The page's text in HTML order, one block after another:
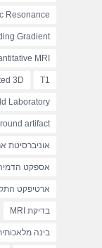
Resonance
Gradient
MRI
T1
3D
Laboratory
artifact
אוניברסיטת
אספקט
ארטיפקט
בדיקת MRI
בינה